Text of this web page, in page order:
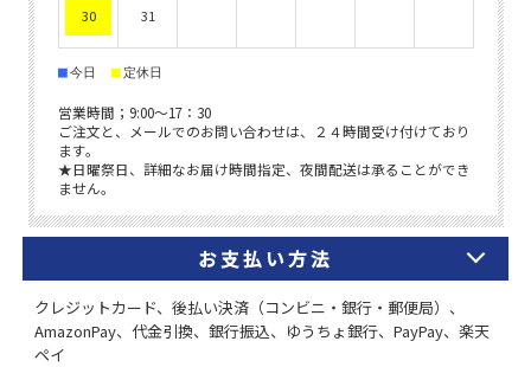
お支払い方法
クレジットカード、後払い決済（コンビニ・銀行・郵便局）、
AmazonPay、代金引換、銀行振込、ゆうちょ銀行、PayPay、楽天
ペイ